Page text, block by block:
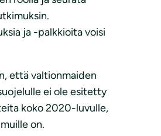
ja -palkkioita voisi
että valtionmaiden
ei ole esitetty
koko 2020-luvulle,
on.